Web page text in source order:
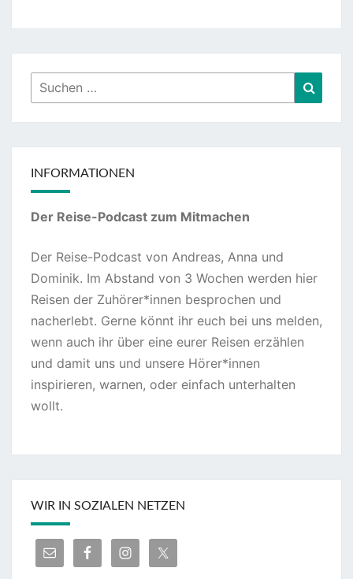
Suchen
nach:
INFORMATIONEN
Der Reise-Podcast zum Mitmachen
Der Reise-Podcast von Andreas, Anna und
Dominik. Im Abstand von 3 Wochen werden hier
Reisen der Zuhörer*innen besprochen und
nacherlebt. Gerne könnt ihr euch bei uns melden,
wenn auch ihr über eine eurer Reisen erzählen
und damit uns und unsere Hörer*innen
inspirieren, warnen, oder einfach unterhalten
wollt.
WIR IN SOZIALEN NETZEN